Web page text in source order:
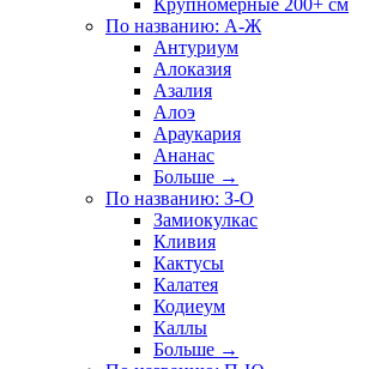
Крупномерные 200+ см
По названию: А-Ж
Антуриум
Алоказия
Азалия
Алоэ
Араукария
Ананас
Больше →
По названию: З-О
Замиокулкас
Кливия
Кактусы
Калатея
Кодиеум
Каллы
Больше →